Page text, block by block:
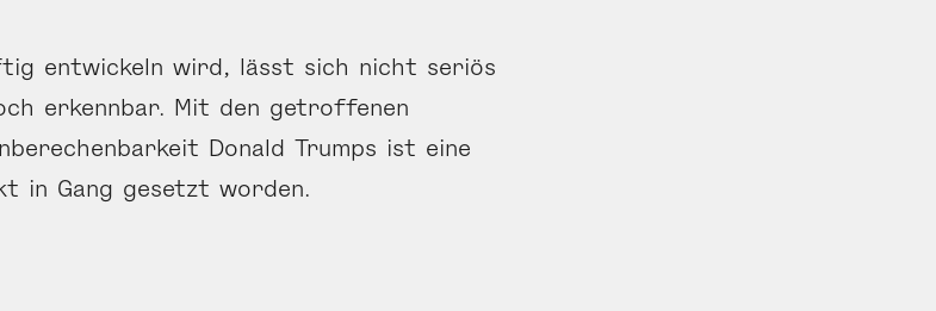
entwickeln wird, lässt sich nicht seriös
erkennbar. Mit den getroffenen
Donald Trumps ist eine
in Gang gesetzt worden.